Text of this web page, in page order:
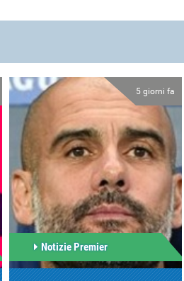
5 giorni fa
Notizie Premier